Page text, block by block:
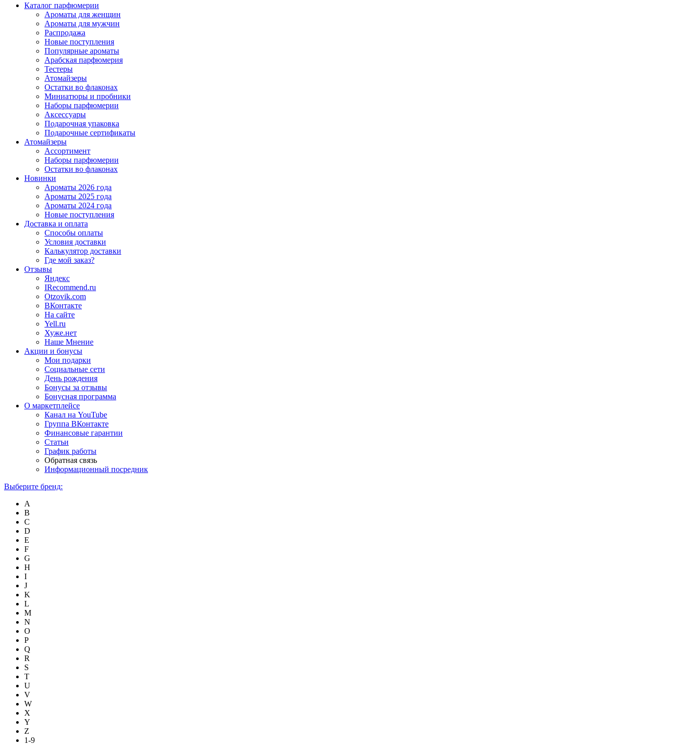
Каталог парфюмерии
Ароматы для женщин
Ароматы для мужчин
Распродажа
Новые поступления
Популярные ароматы
Арабская парфюмерия
Тестеры
Атомайзеры
Остатки во флаконах
Миниатюры и пробники
Наборы парфюмерии
Аксессуары
Подарочная упаковка
Подарочные сертификаты
Атомайзеры
Ассортимент
Наборы парфюмерии
Остатки во флаконах
Новинки
Ароматы 2026 года
Ароматы 2025 года
Ароматы 2024 года
Новые поступления
Доставка и оплата
Способы оплаты
Условия доставки
Калькулятор доставки
Где мой заказ?
Отзывы
Яндекс
IRecommend.ru
Otzovik.com
ВКонтакте
На сайте
Yell.ru
Хуже.нет
Наше Мнение
Акции и бонусы
Мои подарки
Социальные сети
День рождения
Бонусы за отзывы
Бонусная программа
О маркетплейсе
Канал на YouTube
Группа ВКонтакте
Финансовые гарантии
Статьи
График работы
Обратная связь
Информационный посредник
Выберите бренд:
A
B
C
D
E
F
G
H
I
J
K
L
M
N
O
P
Q
R
S
T
U
V
W
X
Y
Z
1-9